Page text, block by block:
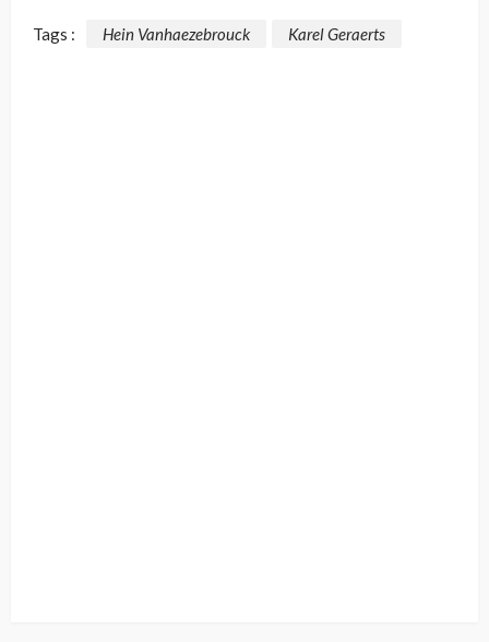
Tags : Hein Vanhaezebrouck Karel Geraerts